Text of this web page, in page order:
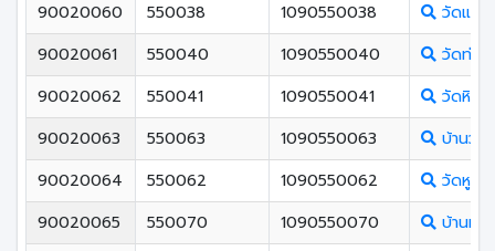
90020060
550038 1090550038
วัดแม่เ
90020061
550040 1090550040
วัดท่าข้
90020062
550041 1090550041
วัดหินเ
90020063
550063 1090550063
บ้านวัง
90020064
550062 1090550062
วัดหูแร่
90020065
550070 1090550070
บ้านทุ่ง